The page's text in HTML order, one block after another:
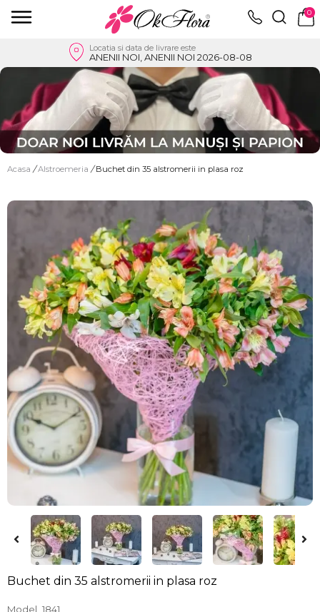
0
Locatia si data de livrare este
ANENII NOI, ANENII NOI 2026-08-08
Acasa / Alstroemeria / Buchet din 35 alstromerii in plasa roz
Buchet din 35 alstromerii in plasa roz
Model 1841